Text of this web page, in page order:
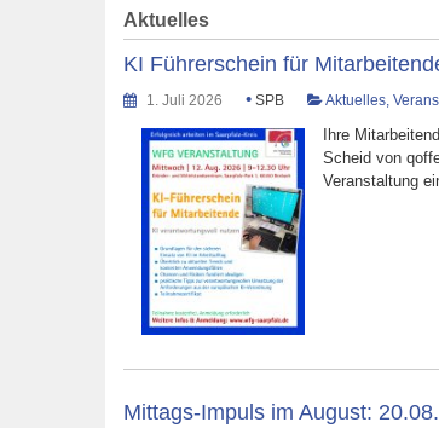
Aktuelles
KI Führerschein für
1. Juli 2026 • SPB Aktuelles,
Ihre
Scheid von
Veranstaltung
Mittags-Impuls im August: